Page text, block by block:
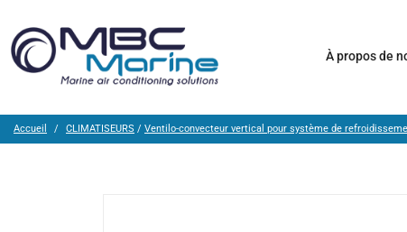
À propos de
Accueil CLIMATISEURS / Ventilo-convecteur vertical pour système de